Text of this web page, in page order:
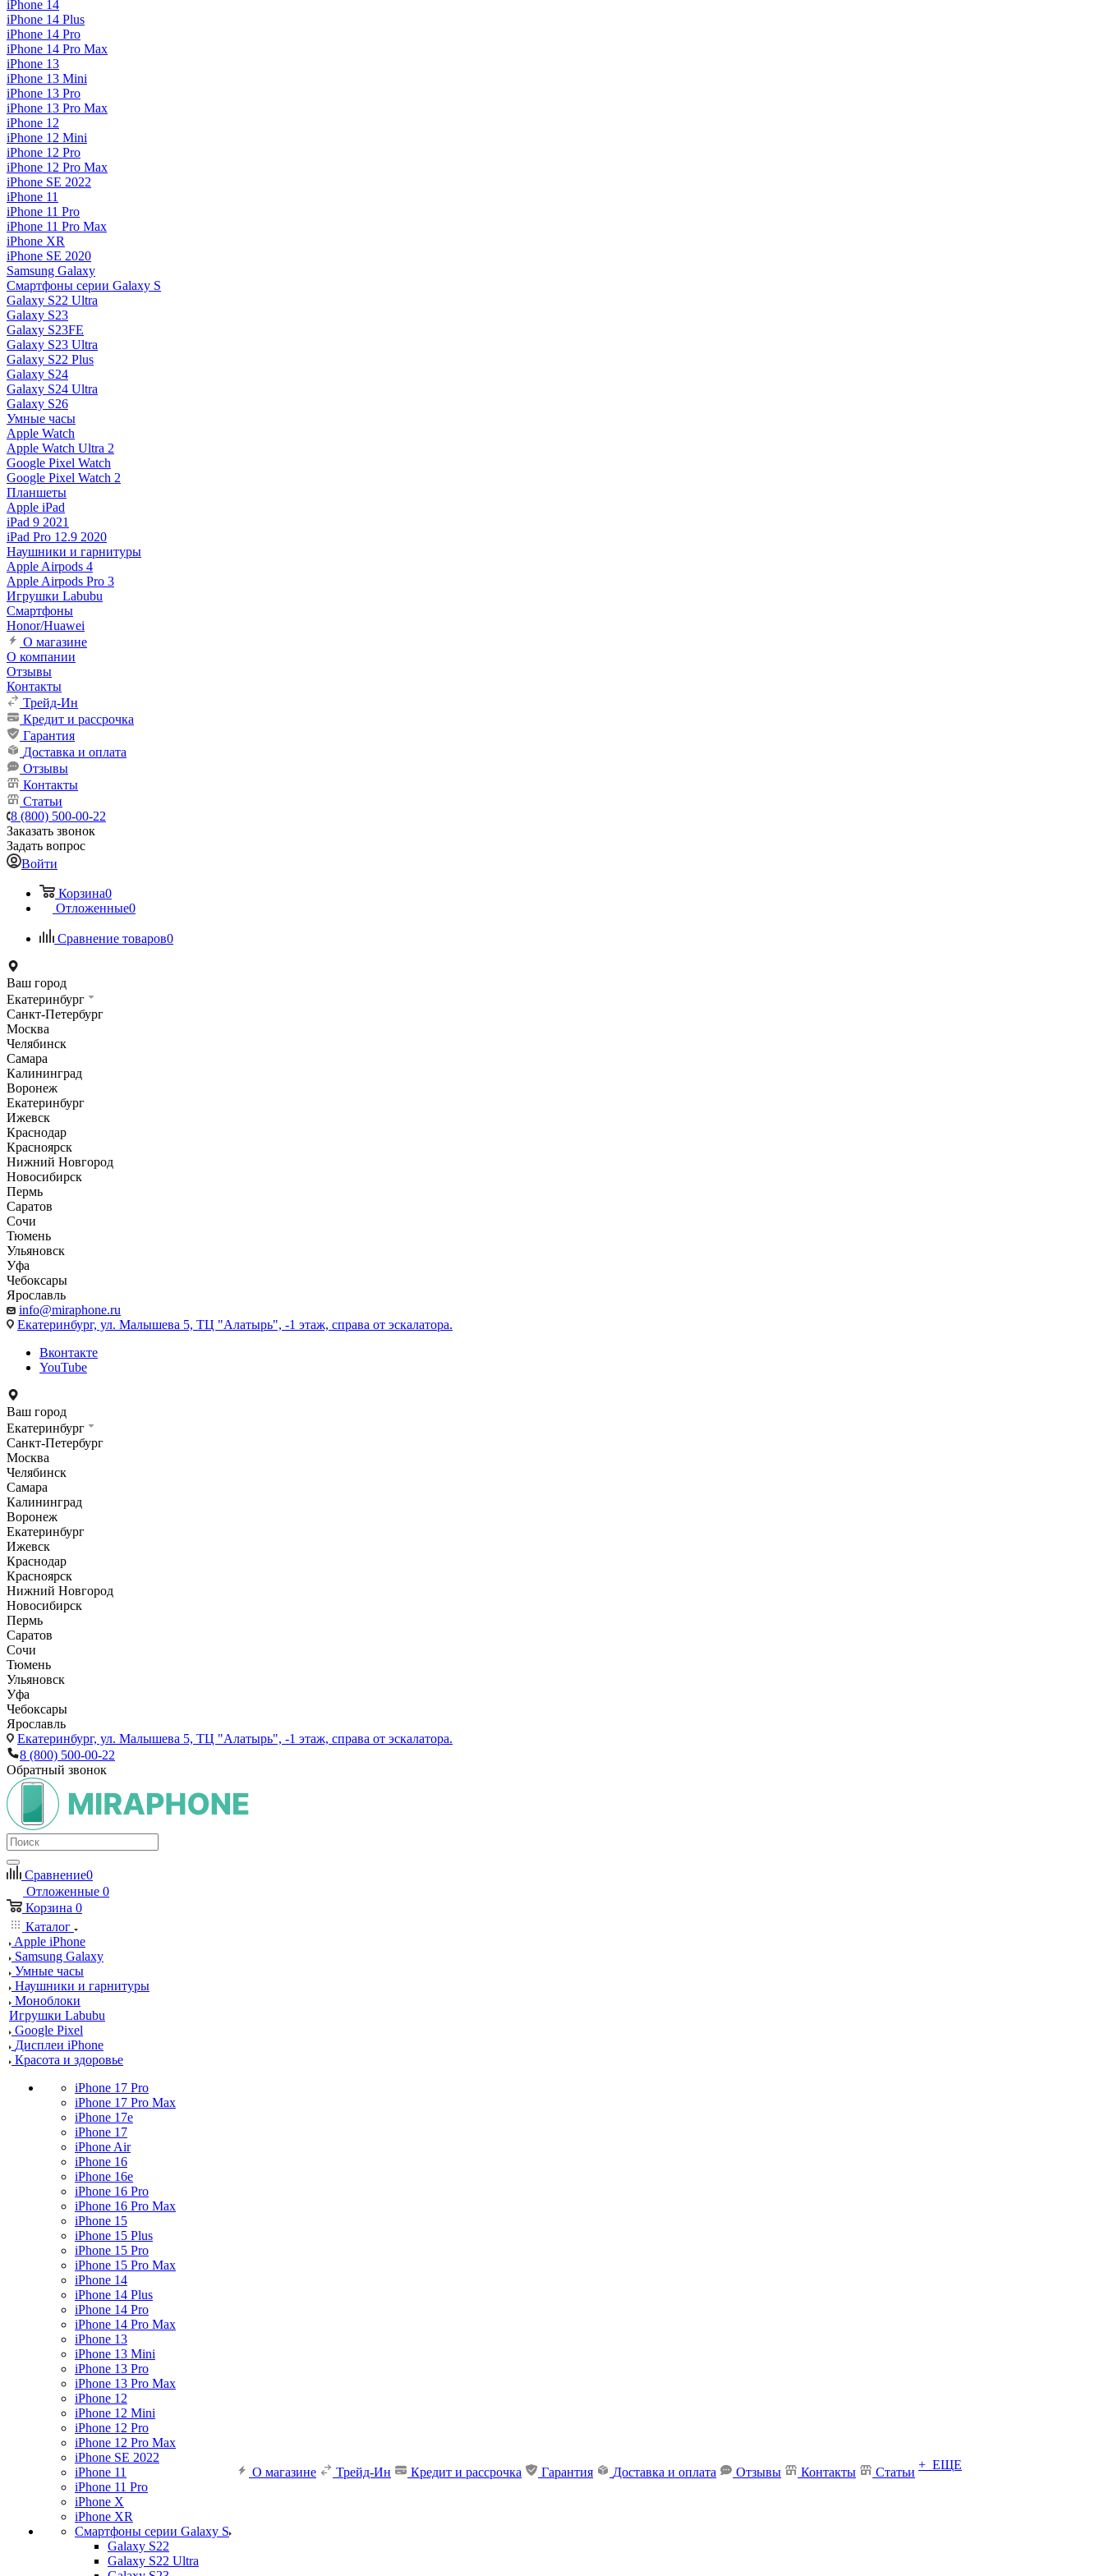
iPhone 14
iPhone 14 Plus
iPhone 14 Pro
iPhone 14 Pro Max
iPhone 13
iPhone 13 Mini
iPhone 13 Pro
iPhone 13 Pro Max
iPhone 12
iPhone 12 Mini
iPhone 12 Pro
iPhone 12 Pro Max
iPhone SE 2022
iPhone 11
iPhone 11 Pro
iPhone 11 Pro Max
iPhone XR
iPhone SE 2020
Samsung Galaxy
Смартфоны серии Galaxy S
Galaxy S22 Ultra
Galaxy S23
Galaxy S23FE
Galaxy S23 Ultra
Galaxy S22 Plus
Galaxy S24
Galaxy S24 Ultra
Galaxy S26
Умные часы
Apple Watch
Apple Watch Ultra 2
Google Pixel Watch
Google Pixel Watch 2
Планшеты
Apple iPad
iPad 9 2021
iPad Pro 12.9 2020
Наушники и гарнитуры
Apple Airpods 4
Apple Airpods Pro 3
Игрушки Labubu
Смартфоны
Honor/Huawei
О магазине
О компании
Отзывы
Контакты
Трейд-Ин
Кредит и рассрочка
Гарантия
Доставка и оплата
Отзывы
Контакты
Статьи
8 (800) 500-00-22
Заказать звонок
Задать вопрос
Войти
Корзина0
Отложенные0
Сравнение товаров0
Ваш город
Екатеринбург
Санкт-Петербург
Москва
Челябинск
Самара
Калининград
Воронеж
Екатеринбург
Ижевск
Краснодар
Красноярск
Нижний Новгород
Новосибирск
Пермь
Саратов
Сочи
Тюмень
Ульяновск
Уфа
Чебоксары
Ярославль
info@miraphone.ru
Екатеринбург, ул. Малышева 5, ТЦ "Алатырь", -1 этаж, справа от эскалатора.
Вконтакте
YouTube
Ваш город
Екатеринбург
Санкт-Петербург
Москва
Челябинск
Самара
Калининград
Воронеж
Екатеринбург
Ижевск
Краснодар
Красноярск
Нижний Новгород
Новосибирск
Пермь
Саратов
Сочи
Тюмень
Ульяновск
Уфа
Чебоксары
Ярославль
Екатеринбург, ул. Малышева 5, ТЦ "Алатырь", -1 этаж, справа от эскалатора.
8 (800) 500-00-22
Обратный звонок
Сравнение0
Отложенные 0
Корзина 0
Каталог
Apple iPhone
Samsung Galaxy
Умные часы
Наушники и гарнитуры
Моноблоки
Игрушки Labubu
Google Pixel
Дисплеи iPhone
Красота и здоровье
iPhone 17 Pro
iPhone 17 Pro Max
iPhone 17e
iPhone 17
iPhone Air
iPhone 16
iPhone 16e
iPhone 16 Pro
iPhone 16 Pro Max
iPhone 15
iPhone 15 Plus
iPhone 15 Pro
iPhone 15 Pro Max
iPhone 14
iPhone 14 Plus
iPhone 14 Pro
iPhone 14 Pro Max
iPhone 13
iPhone 13 Mini
iPhone 13 Pro
iPhone 13 Pro Max
iPhone 12
iPhone 12 Mini
iPhone 12 Pro
iPhone 12 Pro Max
iPhone SE 2022
iPhone 11
iPhone 11 Pro
iPhone X
iPhone XR
Смартфоны серии Galaxy S
Galaxy S22
Galaxy S22 Ultra
О магазине Трейд-Ин Кредит и рассрочка Гарантия Доставка и оплата Отзывы Контакты Статьи
+ ЕЩЕ